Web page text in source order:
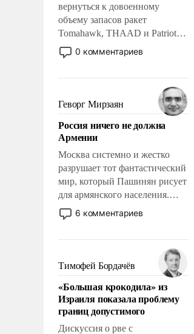
вернуться к довоенному
объему запасов ракет
Tomahawk, THAAD и Patriot
США потребуется более трех
лет. Даже небольшая война с
Сложившаяся ситуация
означает многолетний период
уязвимости США, например,
перед Китаем.
0 комментариев
Геворг Мирзаян
Россия ничего не должна
Армении
Москва системно и жестко
разрушает тот фантастический
мир, который Пашинян рисует
для армянского населения.
Мир, где этому населению все
должны просто по
политические прожекты будут
беспрекословно оплачиваться
за счет российских
налогоплательщиков и где за
свои поступки не нужно
отвечать.
6 комментариев
Тимофей Бордачёв
«Большая крокодила» из
Израиля показала проблему
границ допустимого
Дискуссия о рве с